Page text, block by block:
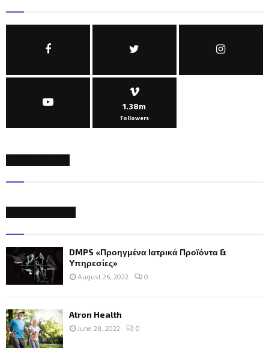
1.38m
Followers
DMPS «Προηγμένα Ιατρικά Προϊόντα &
Υπηρεσίες»
August 26, 2022 0
Atron Health
June 28, 2022 0